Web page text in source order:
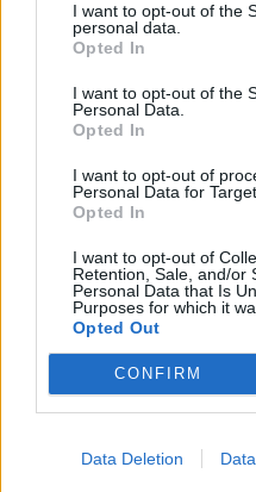
I want to opt-out of the
personal data.
Opted In
I want to opt-out of the
Personal Data.
Opted In
I want to opt-out of
Personal Data for
Opted In
I want to opt-out of
Retention, Sale, and/or
Personal Data that Is
Purposes for which it
Opted Out
CONFIRM
Data Deletion
Ez se volt egy jó
bukott a
bottal üthetik a pénz
Mivel átszervezték az
vesztette a korábban már
hasznot hozhatott volna a